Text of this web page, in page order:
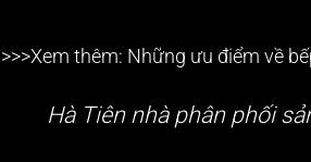
>>>Xem thêm: Những ưu điểm về
Hà Tiên nhà phân phối